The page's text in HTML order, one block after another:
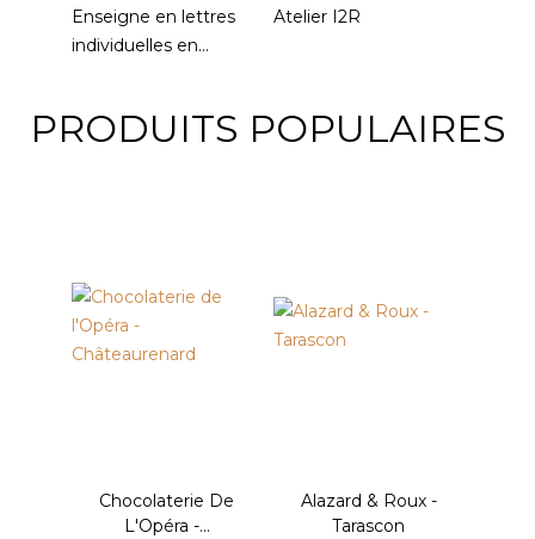
Enseigne en lettres
individuelles en...
Atelier I2R
PRODUITS POPULAIRES
Chocolaterie De
L'Opéra -...
Alazard & Roux -
Tarascon